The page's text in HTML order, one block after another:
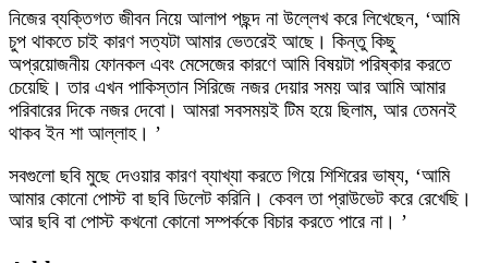
নিজের ব্যক্তিগত জীবন নিয়ে আলাপ পছন্দ না উল্লেখ করে লিখেছেন, ‘আমি
চুপ থাকতে চাই কারণ সত্যটা আমার ভেতরেই আছে। কিন্তু কিছু
অপ্রয়োজনীয় ফোনকল এবং মেসেজের কারণে আমি বিষয়টা পরিষ্কার করতে
চেয়েছি। তার এখন পাকিস্তান সিরিজে নজর দেয়ার সময় আর আমি আমার
পরিবারের দিকে নজর দেবো। আমরা সবসময়ই টিম হয়ে ছিলাম, আর তেমনই
থাকব ইন শা আল্লাহ। ’
সবগুলো ছবি মুছে দেওয়ার কারণ ব্যাখ্যা করতে গিয়ে শিশিরের ভাষ্য, ‘আমি
আমার কোনো পোস্ট বা ছবি ডিলেট করিনি। কেবল তা প্রাউভেট করে রেখেছি।
আর ছবি বা পোস্ট কখনো কোনো সম্পর্ককে বিচার করতে পারে না। ’